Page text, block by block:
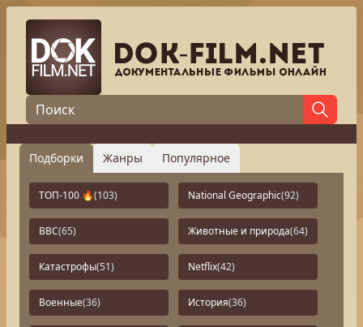
Подборки Жанры Популярное
ТОП-100 🔥(103) National Geographic(92)
BBC(65) Животные и природа(64)
Катастрофы(51) Netflix(42)
Военные(36) История(36)